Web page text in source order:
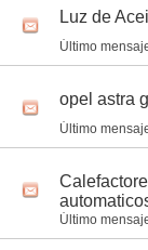
Luz de
Último
opel astra
Último
Último